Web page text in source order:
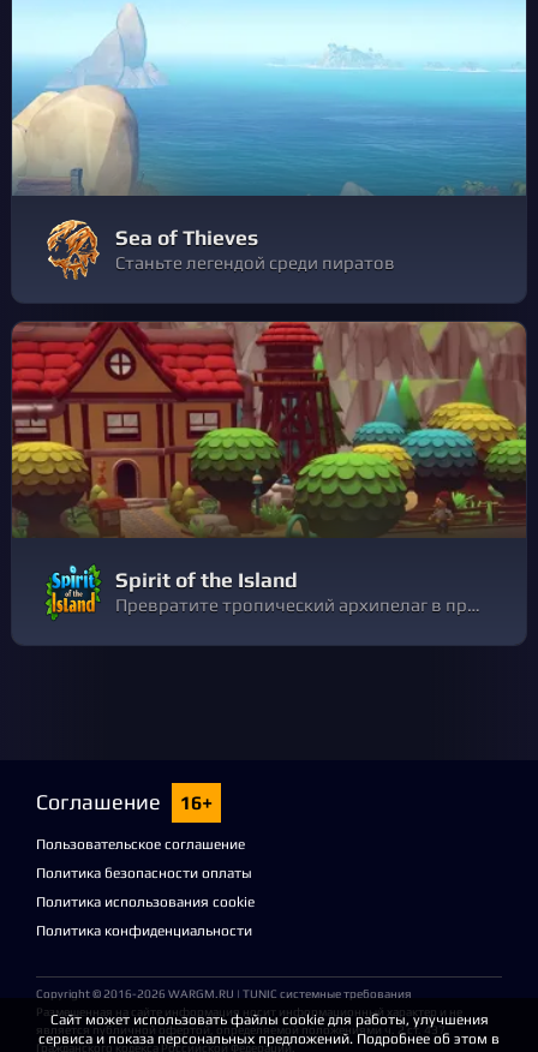
Sea of Thieves
Станьте легендой среди пиратов
Spirit of the Island
Превратите тропический архипелаг в процветающий курорт в кооперативном ролевом симуляторе Spirit of the Island. Постройте свою ферму, ухаживайте за животными, мастерите всевозможные предметы, готовьте деликатесы, собирайте ресурсы и стройте магазины или музеи, чтобы привлекать туристов!
Соглашение 16+
Пользовательское соглашение
Политика безопасности оплаты
Политика использования cookie
Политика конфиденциальности
Copyright © 2016-2026 WARGM.RU | TUNIC системные требования
Размещенная на сайте информация носит информационный характер и не
является публичной офертой, определяемой положениями ч. 2 ст. 437
Гражданского кодекса Российской Федерации.
Сайт может использовать файлы cookie для работы, улучшения
сервиса и показа персональных предложений. Подробнее об этом в